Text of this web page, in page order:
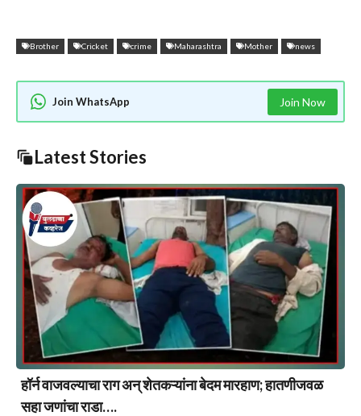
Brother Cricket crime Maharashtra Mother news
Join WhatsApp Join Now
Latest Stories
हॉर्न वाजवल्याचा राग अन् शेतकऱ्यांना बेदम मारहाण; हातणीजवळ
सहा जणांचा राडा….